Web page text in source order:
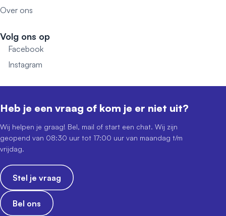
Over ons
Volg ons op
Facebook
Instagram
Heb je een vraag of kom je er niet uit?
Wij helpen je graag! Bel, mail of start een chat. Wij zijn
geopend van 08:30 uur tot 17:00 uur van maandag t/m
vrijdag.
Stel je vraag
Bel ons